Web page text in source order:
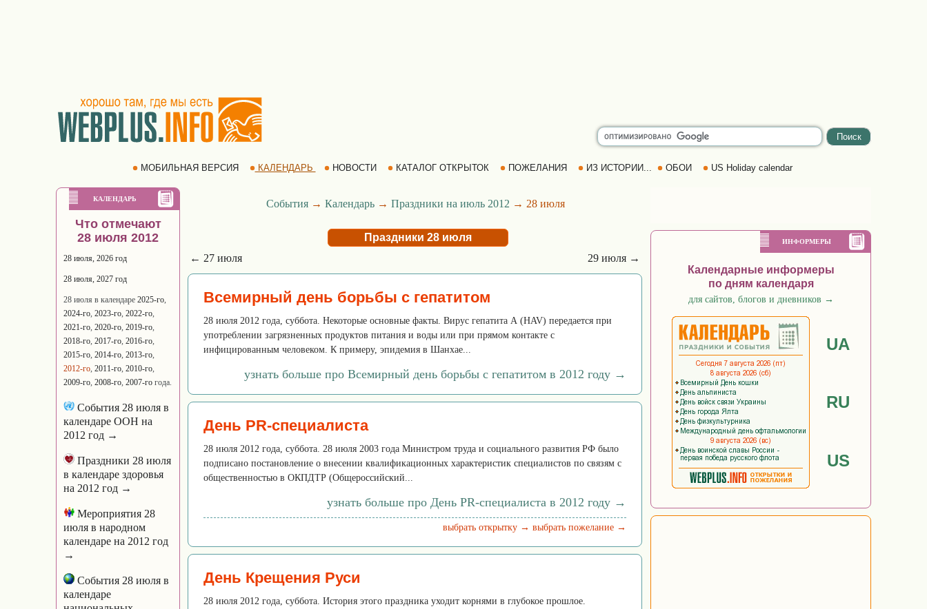
МОБИЛЬНАЯ ВЕРСИЯ КАЛЕНДАРЬ НОВОСТИ КАТАЛОГ ОТКРЫТОК ПОЖЕЛАНИЯ ИЗ ИСТОРИИ... ОБОИ US Holiday calendar
КАЛЕНДАРЬ
Что отмечают
28 июля 2012
28 июля, 2026 год
28 июля, 2027 год
28 июля в календаре 2025-го,
2024-го, 2023-го, 2022-го,
2021-го, 2020-го, 2019-го,
2018-го, 2017-го, 2016-го,
2015-го, 2014-го, 2013-го,
2012-го, 2011-го, 2010-го,
2009-го, 2008-го, 2007-го года.
События 28 июля в
календаре ООН на
2012 год →
Праздники 28 июля
в календаре здоровья
на 2012 год →
Мероприятия 28
июля в народном
календаре на 2012 год
→
События 28 июля в
календаре
События→ Календарь→ Праздники на июль 2012 → 28 июля
Праздники 28 июля
← 27 июля
29 июля →
Всемирный день борьбы с гепатитом
28 июля 2012 года, суббота. Некоторые основные факты. Вирус гепатита А (HAV) передается при
употреблении загрязненных продуктов питания и воды или при прямом контакте с
инфицированным человеком. К примеру, эпидемия в Шанхае...
узнать больше про Всемирный день борьбы с гепатитом в 2012 году →
День PR-специалиста
28 июля 2012 года, суббота. 28 июля 2003 года Министром труда и социального развития РФ было
подписано постановление о внесении квалификационных характеристик специалистов по связям с
общественностью в ОКПДТР (Общероссийский...
узнать больше про День PR-специалиста в 2012 году →
выбрать открытку → выбрать пожелание →
День Крещения Руси
28 июля 2012 года, суббота. История этого праздника уходит корнями в глубокое прошлое.
ИНФОРМЕРЫ
Календарные информеры
по дням календаря
для сайтов, блогов и дневников →
UA
RU
US